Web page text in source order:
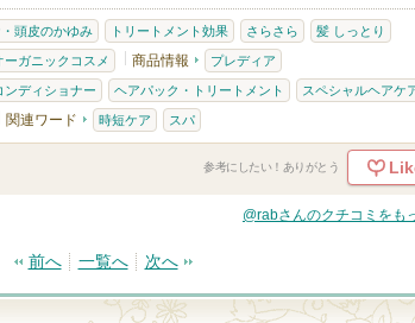
頭皮のかゆみ トリートメント効果 さらさら 髪 しっとり
ガニックコスメ 商品情報 プレディア
ンディショナー ヘアパック・トリートメント スペシャルヘアケ
関連ワード 時短ケア スパ
参考にしたい！ありがとう
@rabさんのクチコミをも
前へ 一覧へ 次へ